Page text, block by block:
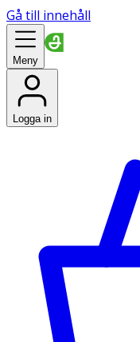
Gå till innehåll
Meny
Logga in